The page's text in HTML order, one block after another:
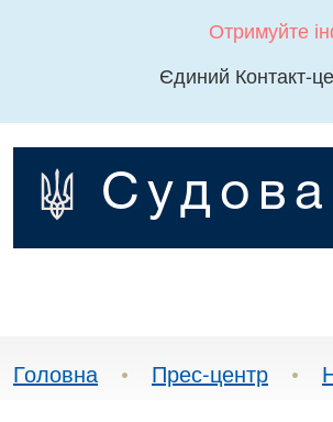
Отримуйте
Єдиний Контакт-
Головна • Прес-центр •